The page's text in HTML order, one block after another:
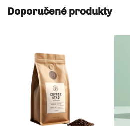
Doporučené produkty